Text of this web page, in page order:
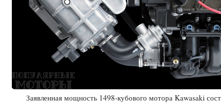
Заявленная мощность 1498-кубового мотора Kawasaki